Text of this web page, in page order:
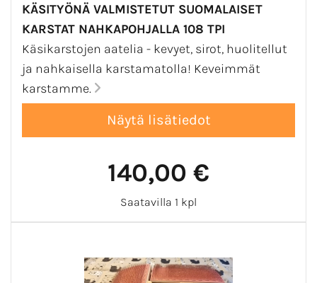
KÄSITYÖNÄ VALMISTETUT SUOMALAISET
KARSTAT NAHKAPOHJALLA 108 TPI
Käsikarstojen aatelia - kevyet, sirot, huolitellut
ja nahkaisella karstamatolla! Keveimmät
karstamme.
140,00 €
Saatavilla 1 kpl